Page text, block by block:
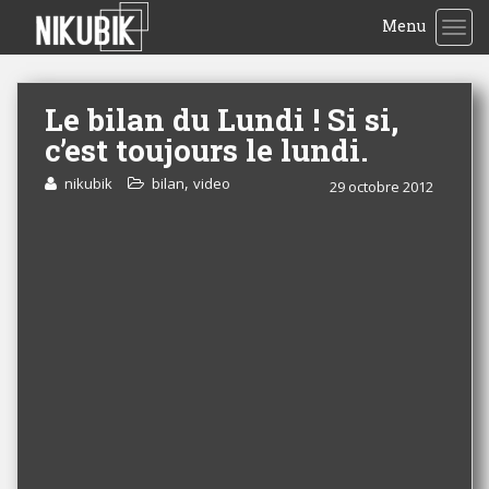
Menu
Le bilan du Lundi ! Si si,
c’est toujours le lundi.
29 octobre 2012
nikubik bilan, video